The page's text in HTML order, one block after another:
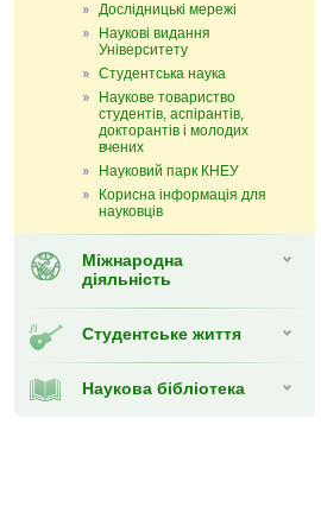
Дослідницькі мережі
Наукові видання
Університету
Студентська наука
Наукове товариство
студентів, аспірантів,
докторантів і молодих
вчених
Науковий парк КНЕУ
Корисна інформація для
науковців
Міжнародна
діяльність
Студентське життя
Наукова бібліотека